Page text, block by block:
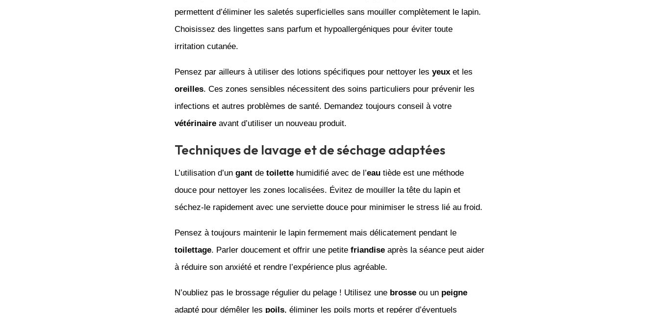
permettent d’éliminer les saletés superficielles sans mouiller complètement le lapin.
Choisissez des lingettes sans parfum et hypoallergéniques pour éviter toute
irritation cutanée.
Pensez par ailleurs à utiliser des lotions spécifiques pour nettoyer les yeuxet les
oreilles. Ces zones sensibles nécessitent des soins particuliers pour prévenir les
infections et autres problèmes de santé. Demandez toujours conseil à votre
vétérinaireavant d’utiliser un nouveau produit.
Techniques de lavage et de séchage adaptées
L’utilisation d’un gantde toilettehumidifié avec de l’eautiède est une méthode
douce pour nettoyer les zones localisées. Évitez de mouiller la tête du lapin et
séchez-le rapidement avec une serviette douce pour minimiser le stress lié au froid.
Pensez à toujours maintenir le lapin fermement mais délicatement pendant le
toilettage. Parler doucement et offrir une petite friandiseaprès la séance peut aider
à réduire son anxiété et rendre l’expérience plus agréable.
N’oubliez pas le brossage régulier du pelage ! Utilisez une brosseou un peigne
adapté pour démêler les poils, éliminer les poils morts et repérer d’éventuels